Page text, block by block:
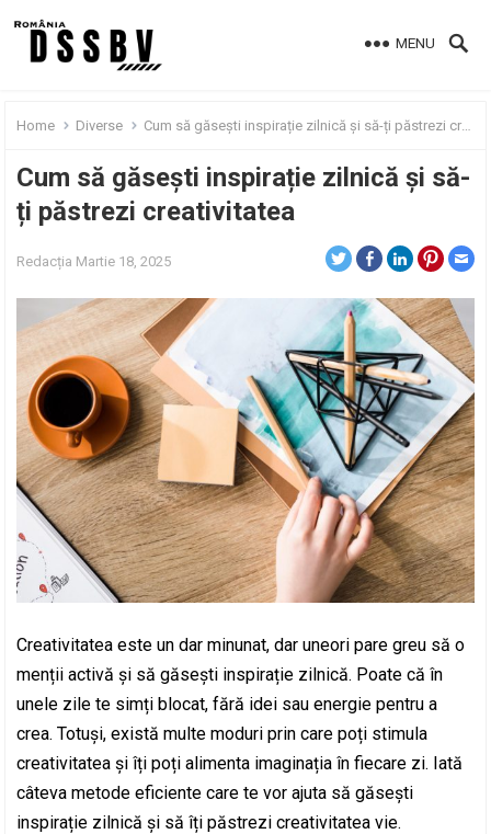
MENU
Home Diverse Cum să găsești inspirație zilnică și să-ți păstrezi creativitatea
Cum să găsești inspirație zilnică și să-
ți păstrezi creativitatea
Redacția Martie 18, 2025
Creativitatea este un dar minunat, dar uneori pare greu să o
menții activă și să găsești inspirație zilnică. Poate că în
unele zile te simți blocat, fără idei sau energie pentru a
crea. Totuși, există multe moduri prin care poți stimula
creativitatea și îți poți alimenta imaginația în fiecare zi. Iată
câteva metode eficiente care te vor ajuta să găsești
inspirație zilnică și să îți păstrezi creativitatea vie.